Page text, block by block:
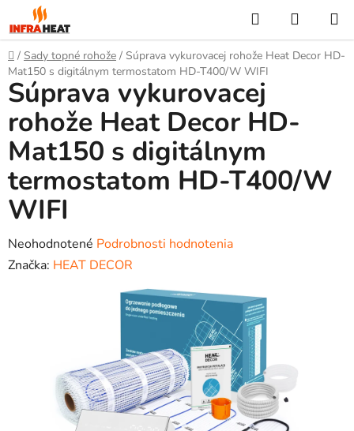
Prejsť
na
obsah
Hľadať
KOŠÍK
Domov
/ Sady topné rohože / Súprava vykurovacej rohože Heat Decor HD-
Mat150 s digitálnym termostatom HD-T400/W WIFI
Súprava vykurovacej
rohože Heat Decor HD-
Mat150 s digitálnym
termostatom HD-T400/W
WIFI
Priemerné
hodnotenie
hviezdičiek.
Neohodnotené Podrobnosti hodnotenia
Značka: HEAT DECOR